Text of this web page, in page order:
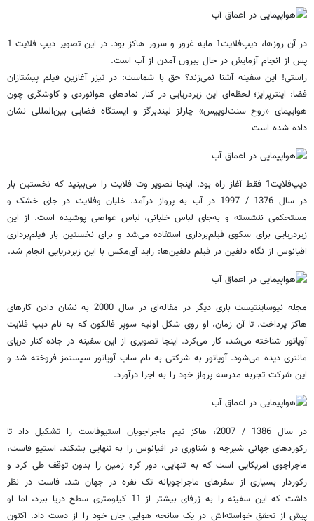
در آن روزها، دیپ‌فلایت1 مایه غرور و سرور هاکز بود. در این تصویر دیپ فلایت 1
پس از انجام آزمایش در حال بیرون آمدن از آب است.
راستی! این سفینه آشنا نمی‌زند؟ حق با شماست: در تیزر آغازین فیلم پیشتازان
فضا: اینترپرایز؛ لحظه‌ای این زیردریایی در کنار نمادهای هوانوردی و کاوشگری چون
هواپیمای «روح سنت‌لوییس» چارلز لیندبرگز و ایستگاه فضایی بین‌المللی نشان
داده شده است
دیپ‌فلایت1 فقط آغاز راه بود. اینجا تصویر وت فلایت را می‌بینید که نخستین بار
در سال 1376 / 1997 در آب به پرواز درآمد. خلبان و‌فلایت در جای خشک و
مستحکمی ننشسته و به‌جای لباس خلبانی، لباس غواصی پوشیده است. از این
زیردریایی برای سکوی فیلم‌برداری استفاده می‌‌شد و برای نخستین بار فیلم‌برداری
اقیانوس از نگاه دلفین در فیلم دلفین‌ها: راید آی‌مکس با این زیردریایی انجام شد.
مجله نیوساینتیست باری دیگر در مقاله‌ای در سال 2000 به نشان دادن کارهای
هاکز پرداخت. تا آن زمان، او روی شکل اولیه سوپر فالکون که به نام دیپ فلایت
آویاتور شناخته می‌شد، کار می‌کرد. اینجا تصویری از این سفینه در جاده کنار دریای
مانتری دیده می‌شود. آویاتور به شرکتی به نام ساب آویاتور سیستمز فروخته شد و
این شرکت تجربه مدرسه پرواز خود را به اجرا در‌آورد.
در سال 1386 / 2007، هاکز تیم ماجراجویان استیوفاست را تشکیل داد تا
رکوردهای جهانی شیرجه و شناوری در اقیانوس را به تنهایی بشکند. استیو فاست،
ماجراجوی آمریکایی است که به تنهایی، دور کره زمین را بدون توقف طی کرد و
رکوردار بسیاری از سفرهای ماجراجویانه تک نفره در جهان شد. فاست در نظر
داشت که این سفینه را به ژرفای بیشتر از 11 کیلومتری سطح دریا ببرد، اما او
پیش از تحقق خواسته‌اش در یک سانحه هوایی جان خود را از دست داد. اکنون